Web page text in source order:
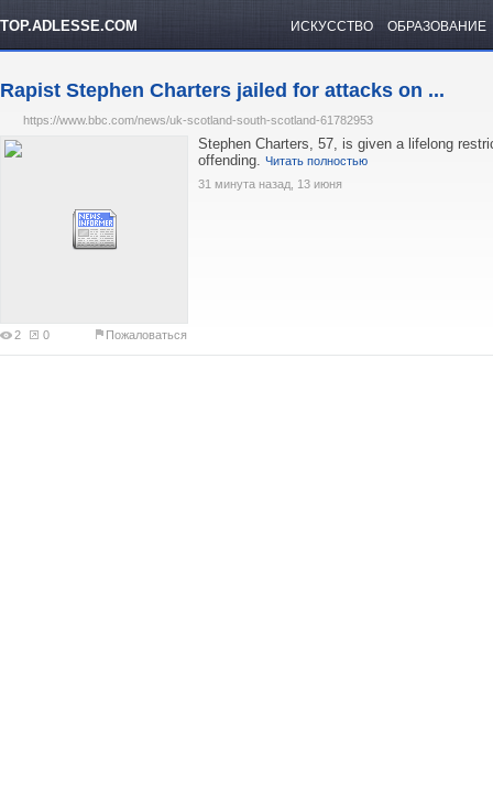
TOP.ADLESSE.COM ИСКУССТВО ОБРАЗОВАНИЕ
Rapist Stephen Charters jailed for attacks on ...
https://www.bbc.com/news/uk-scotland-south-scotland-61782953
2 0 Пожаловаться
Stephen Charters, 57, is given a lifelong
offending. Читать полностью
31 минута назад, 13 июня